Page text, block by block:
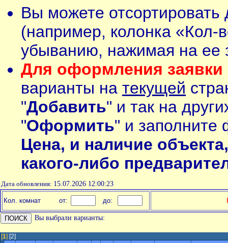
Вы можете
(например, колонка «Кол-
убыванию, нажимая на ее
Для оформления заявки
варианты на текущей
"Добавить" и так на
"Оформить" и заполните
Цена, и наличие
какого-либо
Дата обновления: 15.07.2026 12:00:23
Кол. комнат от: до:
Вы выбрали варианты:
[1] [2]